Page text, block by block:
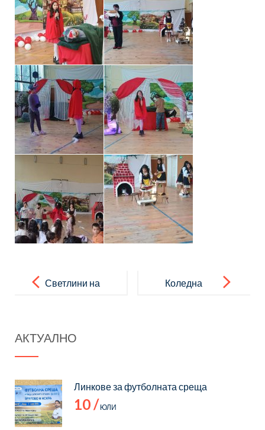
navigationСветлини на
Коледна
АКТУАЛНО
Линкове за футболната среща
10 / ЮЛИ